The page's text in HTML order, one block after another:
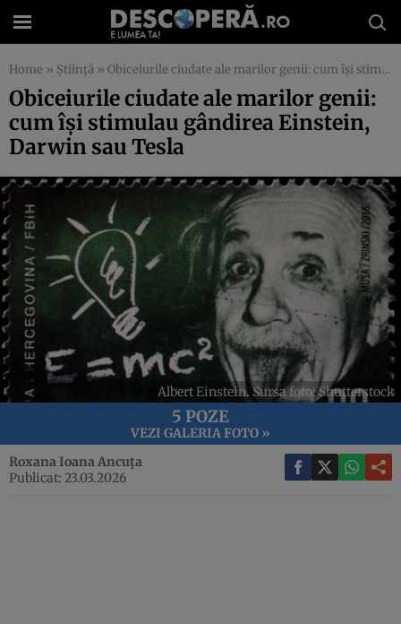
Home » Știință » Obiceiurile ciudate ale marilor genii: cum își stimulau gândirea Einstein, Darwin sau Tesla
Obiceiurile ciudate ale marilor genii:
cum își stimulau gândirea Einstein,
Darwin sau Tesla
Albert Einstein. Sursa foto: Shutterstock
5 POZE
VEZI GALERIA FOTO »
Roxana Ioana Ancuța
Publicat: 23.03.2026